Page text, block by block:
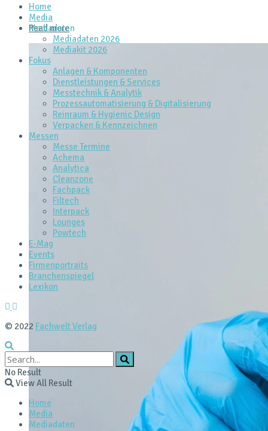
Read more
Home
Media
Mediadaten
Mediadaten 2026
Mediakit 2026
Fokus
Anlagen & Komponenten
Dienstleistungen & Services
Messtechnik & Analytik
Prozessautomatisierung & Digitalisierung
Reinraum & Hygienic Design
Verpacken & Kennzeichnen
Messen
Messe Termine
Achema
Analytica
Cleanzone
Fachpack
Filtech
Interpack
Lounges
Powtech
E‑Mag
Events
Firmenportraits
Branchenspiegel
Lexikon
© 2022 Fachwelt Verlag
No Result
View All Result
Home
Media
Mediadaten